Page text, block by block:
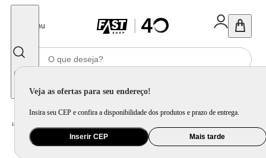
Menu
Veja as ofertas para seu endereço!
Insira seu CEP e confira a disponibilidade dos produtos e prazo de entrega.
Inserir CEP Mais tarde
Home